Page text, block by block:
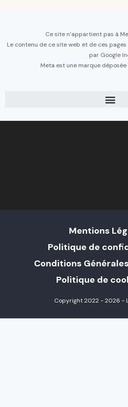
Ce site n’appartient pas à
Le contenu de ce site web et de ces
par Google
Meta est une marque
Mentions
Politique de
Conditions
Politique de
Copyright 2022 - 2026 -